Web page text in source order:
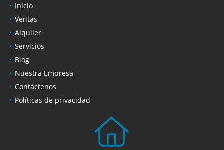
Inicio
Ventas
Alquiler
Servicios
Blog
Nuestra Empresa
Contáctenos
Políticas de privacidad